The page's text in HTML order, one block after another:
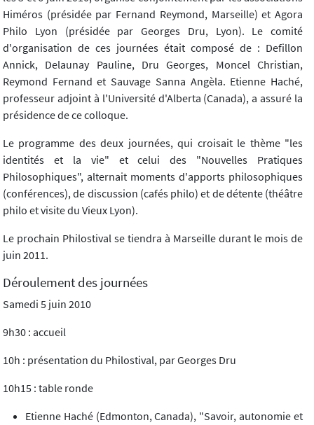
Himéros (présidée par Fernand Reymond, Marseille) et Agora
Philo Lyon (présidée par Georges Dru, Lyon). Le comité
d'organisation de ces journées était composé de : Defillon
Annick, Delaunay Pauline, Dru Georges, Moncel Christian,
Reymond Fernand et Sauvage Sanna Angèla. Etienne Haché,
professeur adjoint à l'Université d'Alberta (Canada), a assuré la
présidence de ce colloque.
Le programme des deux journées, qui croisait le thème "les
identités et la vie" et celui des "Nouvelles Pratiques
Philosophiques", alternait moments d'apports philosophiques
(conférences), de discussion (cafés philo) et de détente (théâtre
philo et visite du Vieux Lyon).
Le prochain Philostival se tiendra à Marseille durant le mois de
juin 2011.
Déroulement des journées
Samedi 5 juin 2010
9h30 : accueil
10h : présentation du Philostival, par Georges Dru
10h15 : table ronde
Etienne Haché (Edmonton, Canada), "Savoir, autonomie et